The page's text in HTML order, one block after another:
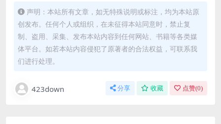
声明：本站所有文章，如无特殊说明或标注，均为本站原
创发布。任何个人或组织，在未征得本站同意时，禁止复
制、盗用、采集、发布本站内容到任何网站、书籍等各类媒
体平台。如若本站内容侵犯了原著者的合法权益，可联系我
们进行处理。
423down 分享 收藏 点赞(0)